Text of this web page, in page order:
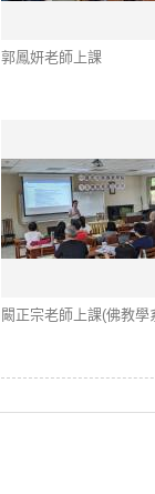
郭鳳妍老師上課
闞正宗老師上課(佛教學